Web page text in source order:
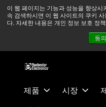
이 웹 페이지는 기능과 성능을 향상
속 검색하시면 이 웹 사이트의 쿠키
다. 자세한 내용은 개인 정보 보호 정
동
츠
건
중동 지역 상황을 지속적으
정상적으로 운영되고
뉴스
제품 시장